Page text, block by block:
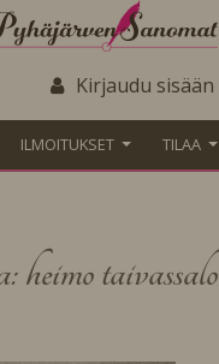
Kirjaudu sisään
ILMOITUKSET TILAA
taivassalo